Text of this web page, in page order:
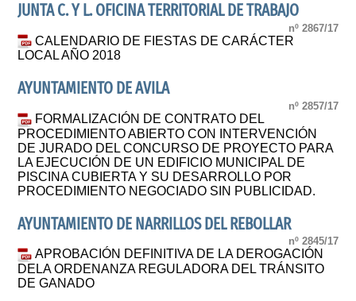
JUNTA C. Y L. OFICINA TERRITORIAL DE TRABAJO
nº 2867/17
CALENDARIO DE FIESTAS DE CARÁCTER
LOCAL AÑO 2018
AYUNTAMIENTO DE AVILA
nº 2857/17
FORMALIZACIÓN DE CONTRATO DEL
PROCEDIMIENTO ABIERTO CON INTERVENCIÓN
DE JURADO DEL CONCURSO DE PROYECTO PARA
LA EJECUCIÓN DE UN EDIFICIO MUNICIPAL DE
PISCINA CUBIERTA Y SU DESARROLLO POR
PROCEDIMIENTO NEGOCIADO SIN PUBLICIDAD.
AYUNTAMIENTO DE NARRILLOS DEL REBOLLAR
nº 2845/17
APROBACIÓN DEFINITIVA DE LA DEROGACIÓN
DELA ORDENANZA REGULADORA DEL TRÁNSITO
DE GANADO